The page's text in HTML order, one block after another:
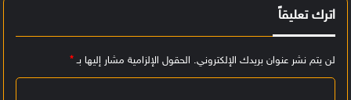
اترك تعليقاً
لن يتم نشر عنوان بريدك الإلكتروني. الحقول الإلزامية مشار إليها بـ*